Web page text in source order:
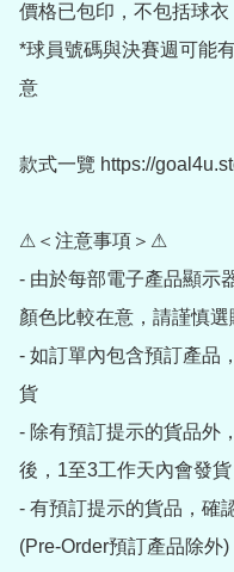
價格已包印，不包括球衣
*球員號碼與決賽週可能
意
款式一覽 https://
⚠＜注意事項＞⚠
- 由於每部電子產品顯示
顏色比較在意，請謹慎選
- 如訂單內包含預訂產品
貨
- 除有預訂提示的貨品外
後，1至3工作天內會發貨
- 有預訂提示的貨品，確
(Pre-Order預訂產品除外